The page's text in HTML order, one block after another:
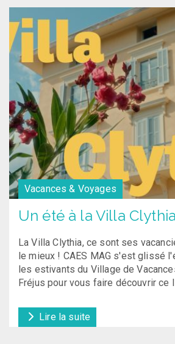
Vacances & Voyages
Un été à la Villa Clythia
La Villa Clythia, ce sont ses
le mieux ! CAES MAG s'est glissé
les estivants du Village de
Fréjus pour vous faire découvrir ce
Lire la suite